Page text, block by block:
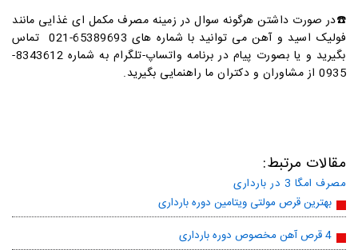
☎️در صورت داشتن هرگونه سوال در زمینه مصرف مکمل ای غذایی مانند
فولیک اسید و آهن می توانید با شماره های 65389693-021 تماس
بگیرید و یا بصورت پیام در برنامه واتساپ-تلگرام به شماره 8343612-
0935 از مشاوران و دکتران ما راهنمایی بگیرید.
مقالات مرتبط:
مصرف امگا 3 در بارداری
بهترین قرص مولتی ویتامین دوره بارداری
4 قرص آهن مخصوص دوره بارداری